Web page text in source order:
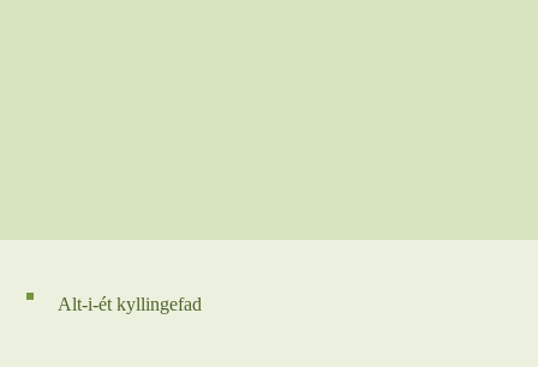
Alt-i-ét kyllingefad